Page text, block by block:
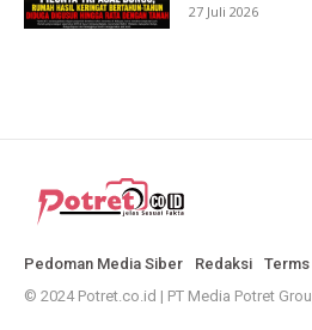
27 Juli 2026
Pedoman Media Siber Redaksi
© 2024 Potret.co.id | PT Media Potret